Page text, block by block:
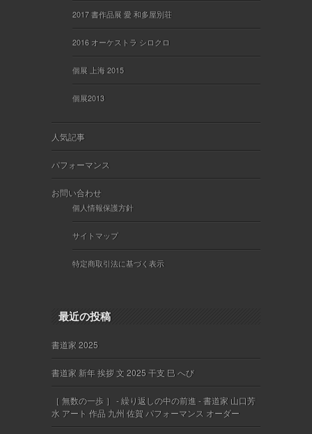
2017 書作品展 愛 和多屋別荘
2016 オーケストラ シロクロ
個展 上海 2015
個展2013
人気記事
パフォーマンス
お問い合わせ
個人情報保護方針
サイトマップ
特定商取引法に基づく表示
最近の投稿
書道家 2025
書道家 新年 挨拶 文 2025 干支 巳 へび
［ 無数の一歩 ］ - 繰り返しの中の前進 - 書道家 山口芳
水 アート 作品 九州 佐賀 パフォーマンス オーダー